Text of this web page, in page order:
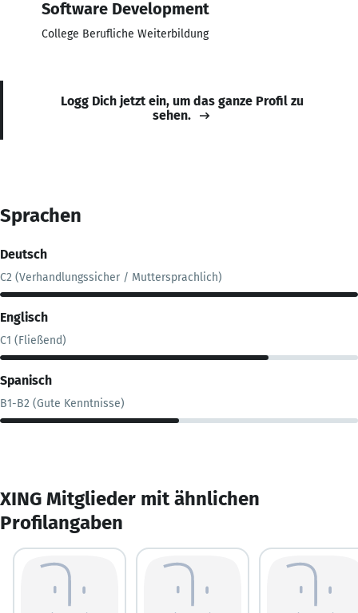
Software Development
College Berufliche Weiterbildung
Logg Dich jetzt ein, um das ganze Profil zu
sehen.
Sprachen
Deutsch
C2 (Verhandlungssicher / Muttersprachlich)
Englisch
C1 (Fließend)
Spanisch
B1-B2 (Gute Kenntnisse)
XING Mitglieder mit ähnlichen
Profilangaben